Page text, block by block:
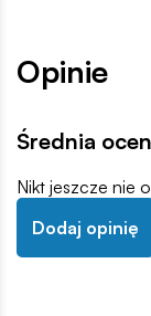
Opinie
Średnia
Nikt jeszcze nie
Dodaj opinię